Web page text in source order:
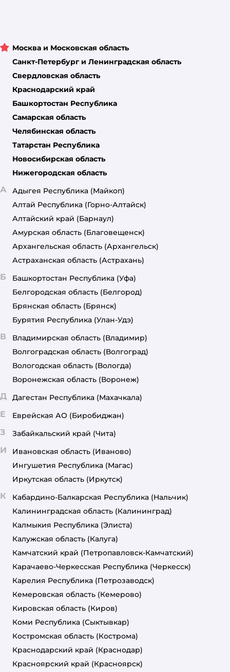
Москва и Московская область
Санкт-Петербург и Ленинградская область
Свердловская область
Краснодарский край
Башкортостан Республика
Самарская область
Челябинская область
Татарстан Республика
Новосибирская область
Нижегородская область
А Адыгея Республика (Майкоп)
Алтай Республика (Горно-Алтайск)
Алтайский край (Барнаул)
Амурская область (Благовещенск)
Архангельская область (Архангельск)
Астраханская область (Астрахань)
Б Башкортостан Республика (Уфа)
Белгородская область (Белгород)
Брянская область (Брянск)
Бурятия Республика (Улан-Удэ)
В Владимирская область (Владимир)
Волгоградская область (Волгоград)
Вологодская область (Вологда)
Воронежская область (Воронеж)
Д Дагестан Республика (Махачкала)
Е Еврейская АО (Биробиджан)
З Забайкальский край (Чита)
И Ивановская область (Иваново)
Ингушетия Республика (Магас)
Иркутская область (Иркутск)
К Кабардино-Балкарская Республика (Нальчик)
Калининградская область (Калининград)
Калмыкия Республика (Элиста)
Калужская область (Калуга)
Камчатский край (Петропавловск-Камчатский)
Карачаево-Черкесская Республика (Черкесск)
Карелия Республика (Петрозаводск)
Кемеровская область (Кемерово)
Кировская область (Киров)
Коми Республика (Сыктывкар)
Костромская область (Кострома)
Краснодарский край (Краснодар)
Красноярский край (Красноярск)